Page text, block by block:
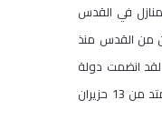
في القدس
من القدس منذ
لقد انضمت دولة
فلسطين إلى نظام روما الخاص بالمحكمة الجنائية الدولية في 1 كانون ثاني 2015، إلا أنها قامت بمنح المحكمة تخصص زماني إضافي يمتد من 13 حزيران